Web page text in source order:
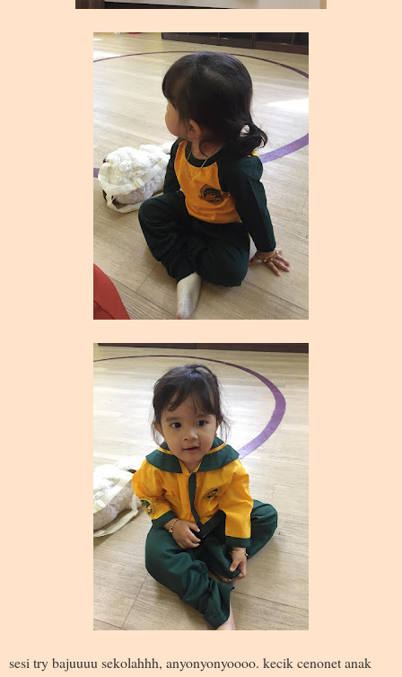
sesi try bajuuuu sekolahhh, anyonyonyoooo. kecik cenonet anak